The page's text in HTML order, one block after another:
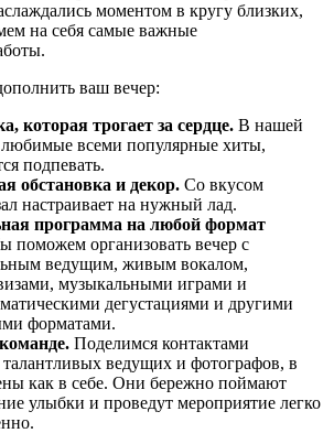
моментом в кругу близких,
на себя самые важные
ваш вечер:
которая трогает за сердце. В нашей
всеми популярные хиты,
подпевать.
обстановка и декор. Со вкусом
настраивает на нужный лад.
программа на любой формат
поможем организовать вечер с
ведущим, живым вокалом,
музыкальными играми и
дегустациями и другими
форматами.
Поделимся контактами
ведущих и фотографов, в
как в себе. Они бережно поймают
улыбки и проведут мероприятие легко